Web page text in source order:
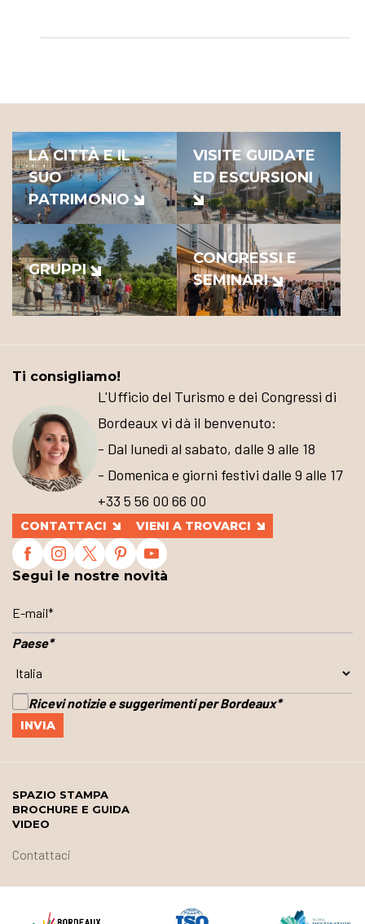
LA CITTÀ E IL
SUO
PATRIMONIO
VISITE GUIDATE
ED ESCURSIONI
GRUPPI
CONGRESSI E
SEMINARI
Ti consigliamo!
L'Ufficio del Turismo e dei Congressi di
Bordeaux vi dà il benvenuto:
- Dal lunedì al sabato, dalle 9 alle 18
- Domenica e giorni festivi dalle 9 alle 17
+33 5 56 00 66 00
CONTATTACI VIENI A TROVARCI
Segui le nostre novità
Paese*
Ricevi notizie e suggerimenti per Bordeaux*
SPAZIO STAMPA
BROCHURE E GUIDA
VIDEO
Contattaci